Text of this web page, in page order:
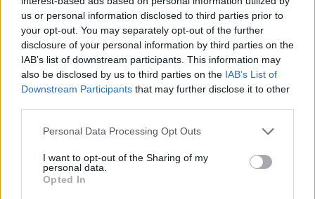
us or personal information disclosed to third parties prior to
your opt-out. You may separately opt-out of the further
disclosure of your personal information by third parties on the
IAB’s list of downstream participants. This information may
also be disclosed by us to third parties on the IAB’s List of
Downstream Participants that may further disclose it to other
Personal Data Processing Opt Outs
I want to opt-out of the Sharing of my
personal data.
Opted In
Ελληνική Αναπτυξιακή Τράπεζα:
Με «προίκα» 2 δισ. ευρώ
ανοίγει δρόμο για δάνεια έως 5
δισ. σε μικρομεσαίες
Υπ. Μεταφορών: Οριστική λύση
στο ζήτημα των πινακίδων
κυκλοφορίας - Τέλος στις
χρονοβόρες διαδικασίες
Το FIAT 500 Hybrid τώρα από
18.990 ευρώ
Ατρόμητος και Novibet
συνεχίζουν μαζί: Ανανέωση της